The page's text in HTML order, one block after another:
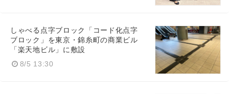
しゃべる点字ブロック「コード化点字
ブロック」を東京・錦糸町の商業ビル
「楽天地ビル」に敷設
8/5 13:30